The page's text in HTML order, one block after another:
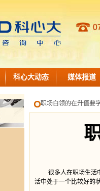
科心大动态 媒体报道
职场白领的在升值要
很多人在职场生活中
活中处于一个比较好的